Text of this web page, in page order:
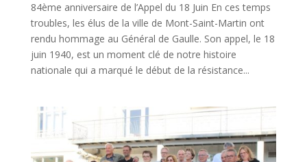
84ème anniversaire de l’Appel du 18 Juin En ces temps
troubles, les élus de la ville de Mont-Saint-Martin ont
rendu hommage au Général de Gaulle. Son appel, le 18
juin 1940, est un moment clé de notre histoire
nationale qui a marqué le début de la résistance...